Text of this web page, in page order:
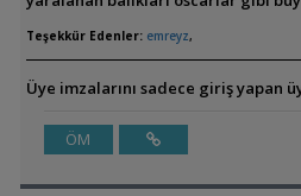
Teşekkür Edenler: emreyz,
Üye imzalarını sadece giriş yapan
ÖM